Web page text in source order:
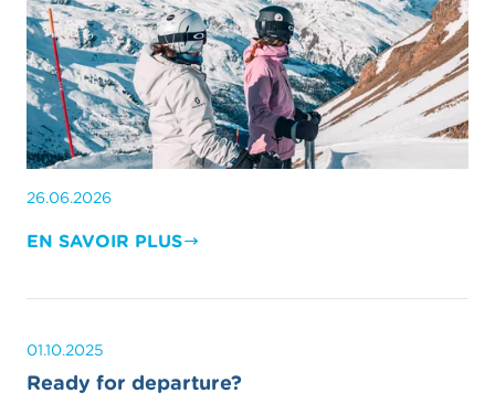
26.06.2026
EN SAVOIR PLUS
01.10.2025
Ready for departure?